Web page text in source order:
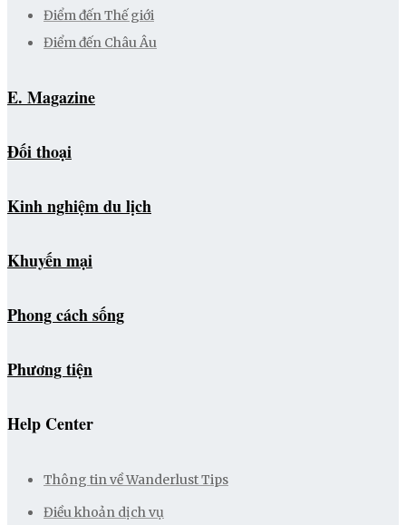
Điểm đến Thế giới
Điểm đến Châu Âu
E. Magazine
Đối thoại
Kinh nghiệm du lịch
Khuyến mại
Phong cách sống
Phương tiện
Help Center
Thông tin về Wanderlust Tips
Điều khoản dịch vụ